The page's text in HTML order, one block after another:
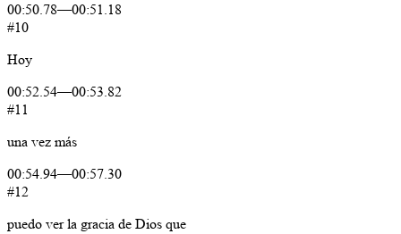
00:50.78—00:51.18
#10
Hoy
00:52.54—00:53.82
#11
una vez más
00:54.94—00:57.30
#12
puedo ver la gracia de Dios que